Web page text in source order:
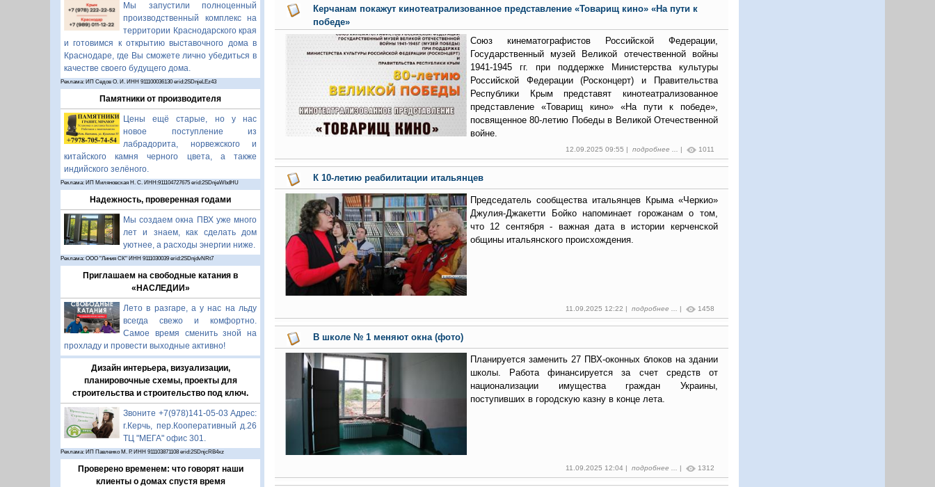
Мы запустили полноценный
производственный комплекс на
территории Краснодарского края
и готовимся к открытию выставочного дома в
Краснодаре, где Вы сможете лично убедиться в
качестве своего будущего дома.
Реклама: ИП Седов О. И. ИНН 911100036130 erid:2SDnjeLEz43
Памятники от производителя
Цены ещё старые, но у нас
новое поступление из
лабрадорита, норвежского и
китайского камня черного цвета, а также
индийского зелёного.
Реклама: ИП Миляновская Н. С. ИНН:911104727675 erid:2SDnjeWbdHU
Надежность, проверенная годами
Мы создаем окна ПВХ уже много
лет и знаем, как сделать дом
уютнее, а расходы энергии ниже.
Реклама: ООО "Линия СК" ИНН 9111030039 erid:2SDnjdvNRt7
Приглашаем на свободные катания в
«НАСЛЕДИИ»
Лето в разгаре, а у нас на льду
всегда свежо и комфортно.
Самое время сменить зной на
прохладу и провести выходные активно!
Дизайн интерьера, визуализации,
планировочные схемы, проекты для
строительства и строительство под ключ.
Звоните +7(978)141-05-03 Адрес:
г.Керчь, пер.Кооперативный д.26
ТЦ "МЕГА" офис 301.
Реклама: ИП Павленко М. Р. ИНН 911103871108 erid:2SDnjcRB4xz
Проверено временем: что говорят наши
клиенты о домах спустя время
Керчанам покажут кинотеатрализованное представление «Товарищ кино» «На пути к
победе»
Союз кинематографистов Российской Федерации,
Государственный музей Великой отечественной войны
1941-1945 гг. при поддержке Министерства культуры
Российской Федерации (Росконцерт) и Правительства
Республики Крым представят кинотеатрализованное
представление «Товарищ кино» «На пути к победе»,
посвященное 80-летию Победы в Великой Отечественной
войне.
12.09.2025 09:55 | подробнее ... | 1011
К 10-летию реабилитации итальянцев
Председатель сообщества итальянцев Крыма «Черкио»
Джулия-Джакетти Бойко напоминает горожанам о том,
что 12 сентября - важная дата в истории керченской
общины итальянского происхождения.
11.09.2025 12:22 | подробнее ... | 1458
В школе № 1 меняют окна (фото)
Планируется заменить 27 ПВХ-оконных блоков на здании
школы. Работа финансируется за счет средств от
национализации имущества граждан Украины,
поступивших в городскую казну в конце лета.
11.09.2025 12:04 | подробнее ... 1312